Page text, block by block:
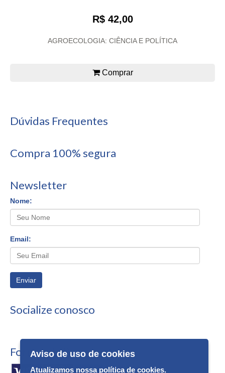
R$ 42,00
AGROECOLOGIA: CIÊNCIA E POLÍTICA
Comprar
Dúvidas Frequentes
Compra 100% segura
Newsletter
Nome:
Email:
Enviar
Socialize conosco
Formas de Pagamento
Aviso de uso de cookies
Atualizamos nossa política de cookies.